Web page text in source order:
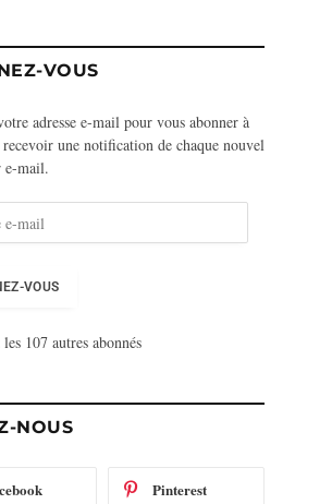
VOUS
adresse e-mail pour vous abonner à
une notification de chaque nouvel
e-mail.
VOUS
107 autres abonnés
NOUS
Pinterest